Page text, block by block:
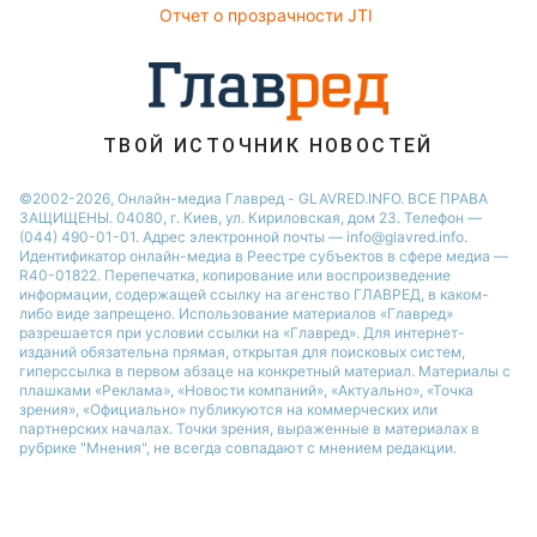
Отчет о прозрачности JTI
ТВОЙ ИСТОЧНИК НОВОСТЕЙ
©2002-2026, Онлайн-медиа Главред - GLAVRED.INFO. ВСЕ ПРАВА
ЗАЩИЩЕНЫ. 04080, г. Киев, ул. Кириловская, дом 23. Телефон —
(044) 490-01-01. Адрес электронной почты — info@glavred.info.
Идентификатор онлайн-медиа в Реестре cубъектов в сфере медиа —
R40-01822. Перепечатка, копирование или воспроизведение
информации, содержащей ссылку на агенство ГЛАВРЕД, в каком-
либо виде запрещено. Использование материалов «Главред»
разрешается при условии ссылки на «Главред». Для интернет-
изданий обязательна прямая, открытая для поисковых систем,
гиперссылка в первом абзаце на конкретный материал. Материалы с
плашками «Реклама», «Новости компаний», «Актуально», «Точка
зрения», «Официально» публикуются на коммерческих или
партнерских началах. Точки зрения, выраженные в материалах в
рубрике "Мнения", не всегда совпадают с мнением редакции.